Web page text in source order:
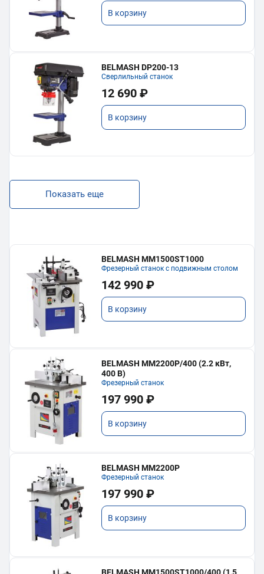
В корзину
BELMASH DP200-13
Сверлильный станок
12 690 ₽
В корзину
Показать еще
BELMASH MM1500ST1000
Фрезерный станок с подвижным столом
142 990 ₽
В корзину
BELMASH MM2200P/400 (2.2 кВт,
400 В)
Фрезерный станок
197 990 ₽
В корзину
BELMASH MM2200P
Фрезерный станок
197 990 ₽
В корзину